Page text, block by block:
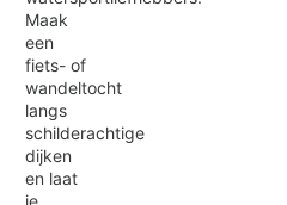
Maak
een
fiets- of
wandeltocht
langs
schilderachtige
dijken
en laat
je